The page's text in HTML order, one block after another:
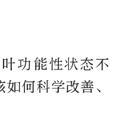
功能性状态不
何科学改善、